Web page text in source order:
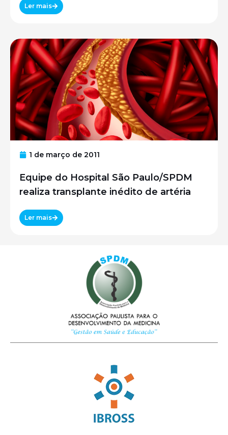
Ler mais
1 de março de 2011
Equipe do Hospital São Paulo/SPDM
realiza transplante inédito de artéria
Ler mais